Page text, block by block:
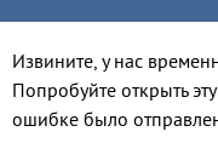
Извините, у нас
Попробуйте открыть
ошибке было